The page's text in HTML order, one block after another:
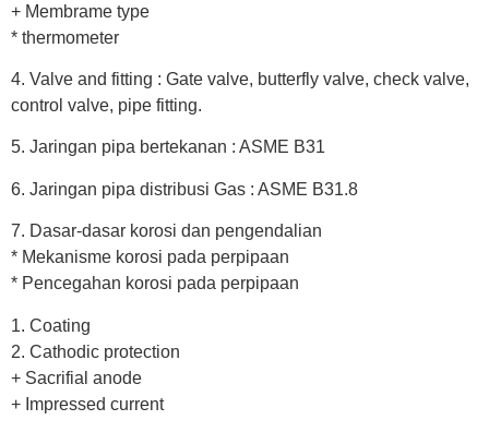
+ Membrame type
* thermometer
4. Valve and fitting : Gate valve, butterfly valve, check valve,
control valve, pipe fitting.
5. Jaringan pipa bertekanan : ASME B31
6. Jaringan pipa distribusi Gas : ASME B31.8
7. Dasar-dasar korosi dan pengendalian
* Mekanisme korosi pada perpipaan
* Pencegahan korosi pada perpipaan
1. Coating
2. Cathodic protection
+ Sacrifial anode
+ Impressed current